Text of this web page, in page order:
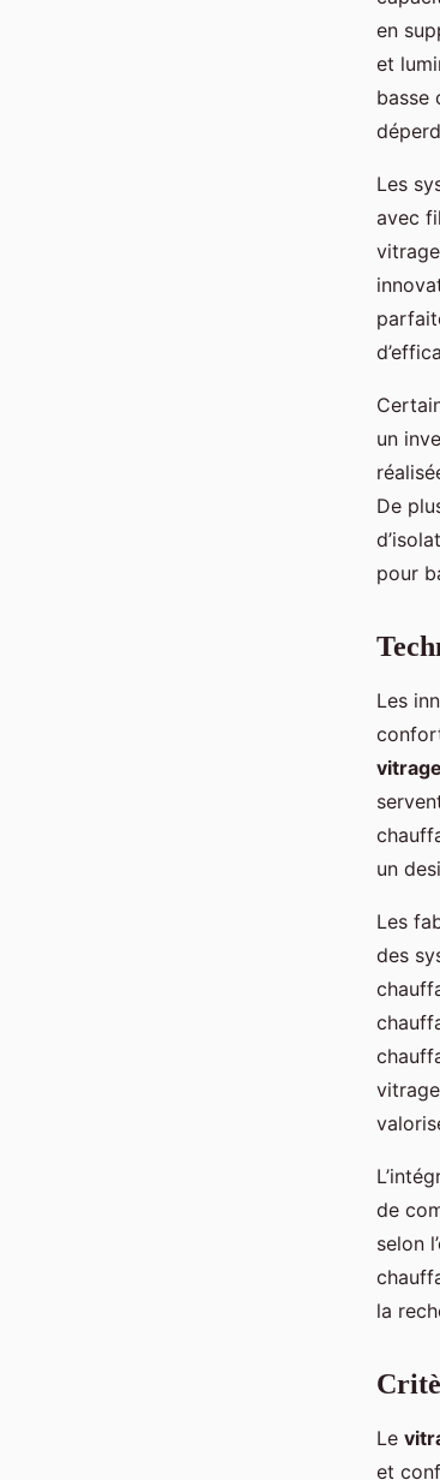
en
et
basse
Les
avec
un
De
pour
Les
un
Les
des
de
selon
la
Le
et